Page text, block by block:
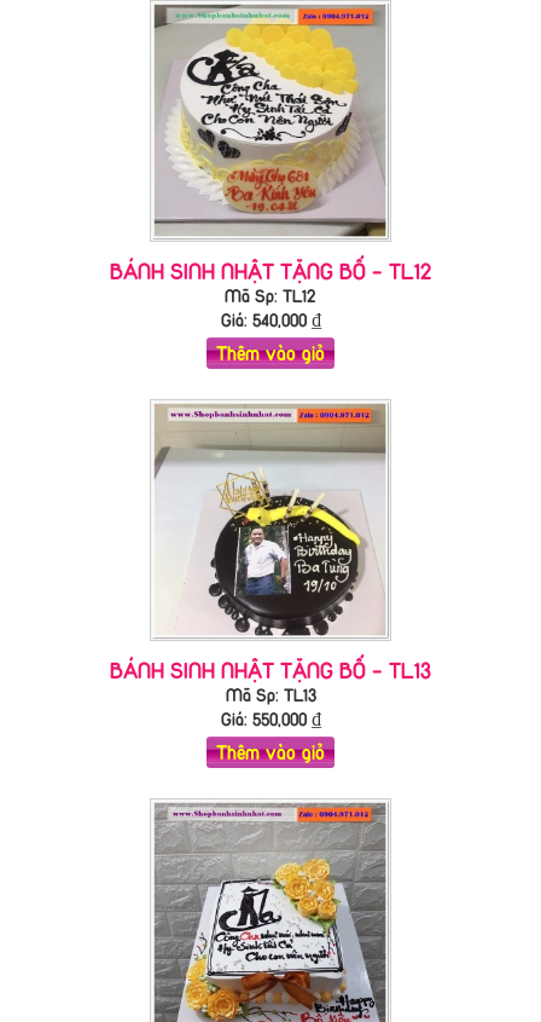
BÁNH SINH NHẬT TẶNG BỐ - TL12
Mã Sp: TL12
Giá: 540,000₫
Thêm vào giỏ
BÁNH SINH NHẬT TẶNG BỐ - TL13
Mã Sp: TL13
Giá: 550,000₫
Thêm vào giỏ